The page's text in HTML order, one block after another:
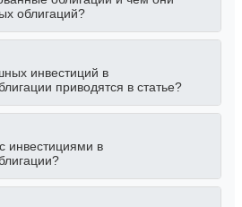
облигаций?
инвестиций в
приводятся в статье?
инвестициями в